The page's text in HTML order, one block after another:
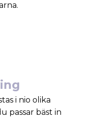
i nio olika
passar bäst in